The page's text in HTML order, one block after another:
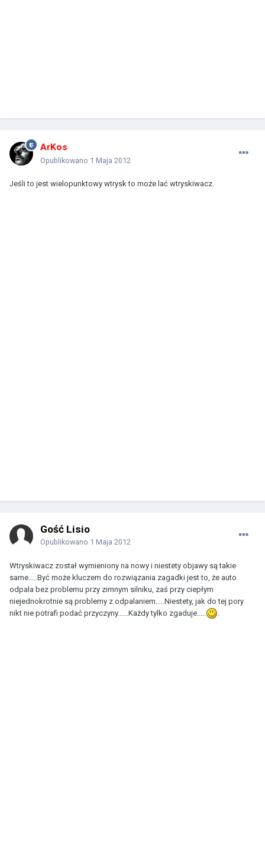
ArKos
Opublikowano 1 Maja 2012
Jeśli to jest wielopunktowy wtrysk to może lać wtryskiwacz.
Gość Lisio
Opublikowano 1 Maja 2012
Wtryskiwacz został wymieniony na nowy i niestety objawy są takie
same.....Być może kluczem do rozwiązania zagadki jest to, że auto
odpala bez problemu przy zimnym silniku, zaś przy ciepłym
niejednokrotnie są problemy z odpalaniem.....Niestety, jak do tej pory
nikt nie potrafi podać przyczyny......Każdy tylko zgaduje.....